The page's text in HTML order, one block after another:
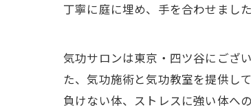
丁寧に庭に埋め、手を合わせました
気功サロンは東京・四ツ谷にござ
た、気功施術と気功教室を提供し
負けない体、ストレスに強い体へ